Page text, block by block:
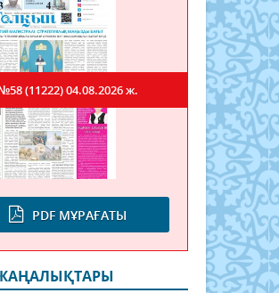
PDF МҰРАҒАТЫ
(11222)04.08.2026 ж.